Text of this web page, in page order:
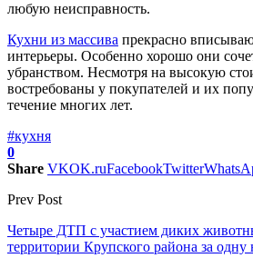
любую неисправность.
Кухни из массива прекрасно
интерьеры. Особенно хорошо они
убранством. Несмотря на высокую
востребованы у покупателей и их
течение многих лет.
#кухня
0
Share VKOK.ruFacebookTwitter
Prev Post
Четыре ДТП с участием диких
территории Крупского района за одну